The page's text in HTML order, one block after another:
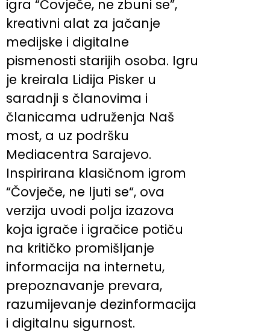
igra “Čovječe, ne zbuni se”,
kreativni alat za jačanje
medijske i digitalne
pismenosti starijih osoba. Igru
je kreirala Lidija Pisker u
saradnji s članovima i
članicama udruženja Naš
most, a uz podršku
Mediacentra Sarajevo.
Inspirirana klasičnom igrom
“Čovječe, ne ljuti se“, ova
verzija uvodi polja izazova
koja igrače i igračice potiču
na kritičko promišljanje
informacija na internetu,
prepoznavanje prevara,
razumijevanje dezinformacija
i digitalnu sigurnost.